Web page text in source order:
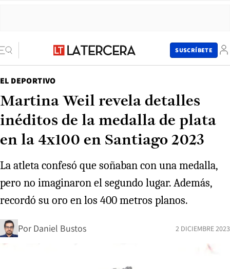
SUSCRÍBETE
EL DEPORTIVO
Martina Weil revela detalles
inéditos de la medalla de plata
en la 4x100 en Santiago 2023
La atleta confesó que soñaban con una medalla,
pero no imaginaron el segundo lugar. Además,
recordó su oro en los 400 metros planos.
Por Daniel Bustos 2 DICIEMBRE 2023